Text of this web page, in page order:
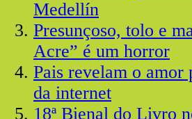
Medellín
Presunçoso, tolo e
Acre” é um horror
Pais revelam o
da internet
18ª Bienal do Livro